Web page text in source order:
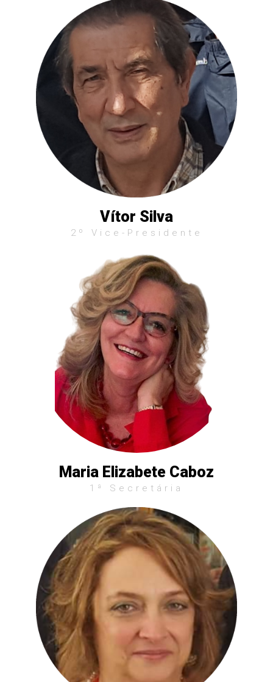
Vítor Silva
2º Vice-Presidente
Maria Elizabete Caboz
1ª Secretária